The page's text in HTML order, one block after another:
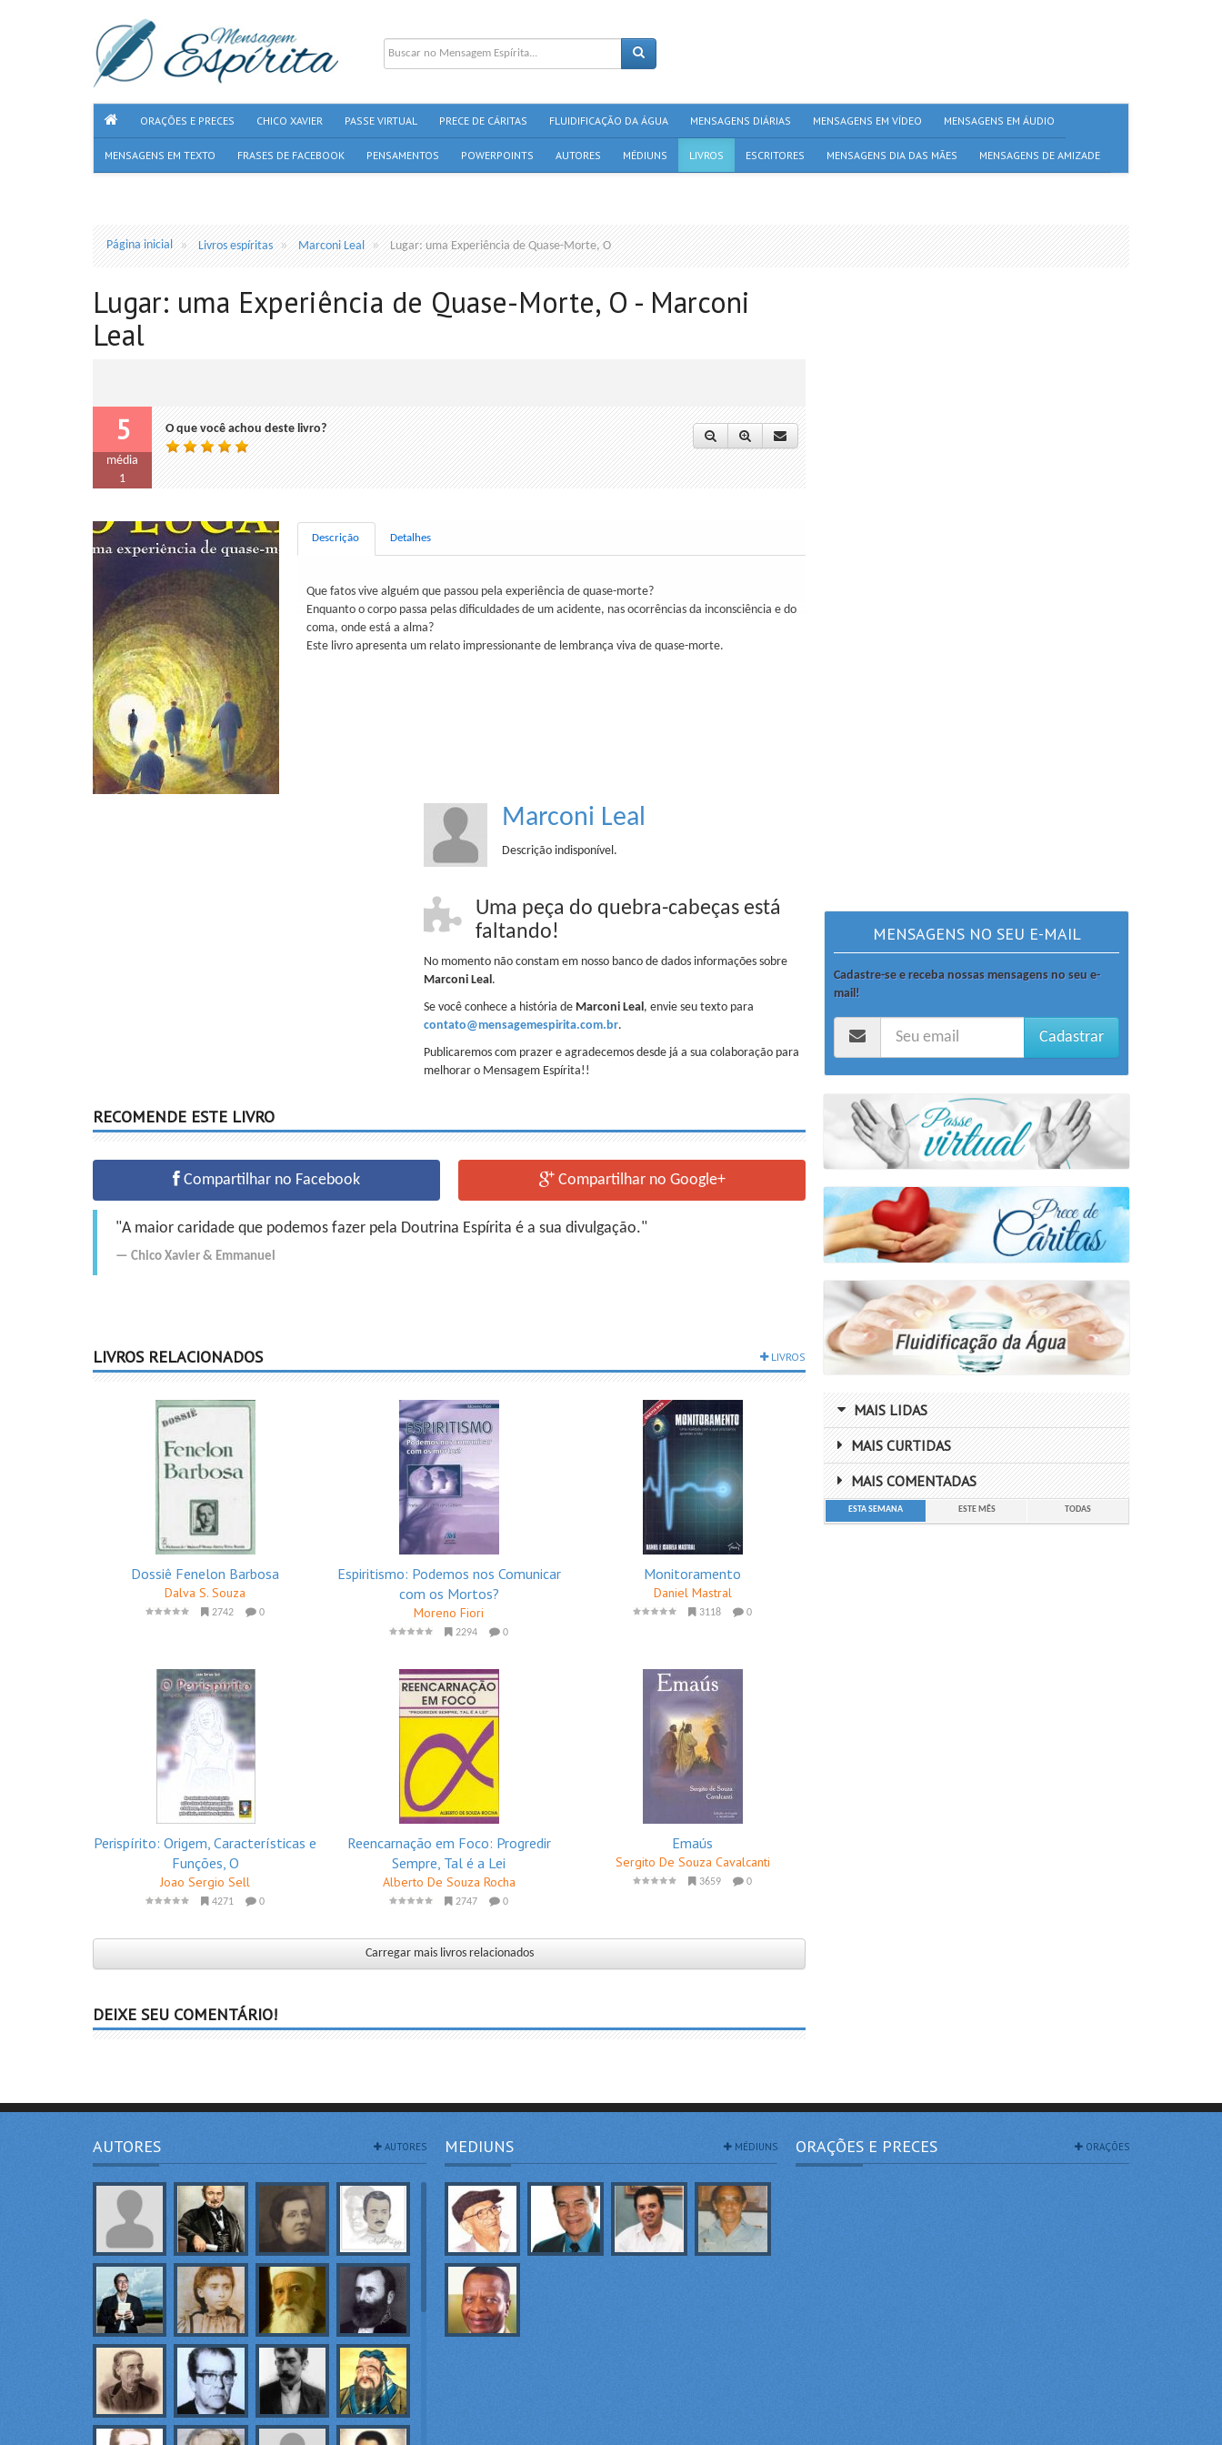
ORAÇÕES E PRECES CHICO XAVIER PASSE VIRTUAL PRECE DE CÁRITAS FLUIDIFICAÇÃO DA ÁGUA MENSAGENS DIÁRIAS MENSAGENS EM VÍDEO MENSAGENS EM ÁUDIO
MENSAGENS EM TEXTO FRASES DE FACEBOOK PENSAMENTOS POWERPOINTS AUTORES MÉDIUNS LIVROS ESCRITORES MENSAGENS DIA DAS MÃES MENSAGENS DE AMIZADE
Página inicial Livros espíritas Marconi Leal Lugar: uma Experiência de Quase-Morte, O
Lugar: uma Experiência de Quase-Morte, O - Marconi
Leal
5
média
1
O que você achou deste livro?
Descrição Detalhes
Que fatos vive alguém que passou pela experiência de quase-morte?
Enquanto o corpo passa pelas dificuldades de um acidente, nas ocorrências da inconsciência e do
coma, onde está a alma?
Este livro apresenta um relato impressionante de lembrança viva de quase-morte.
Marconi Leal
Descrição indisponível.
Uma peça do quebra-cabeças está
faltando!
No momento não constam em nosso banco de dados informações sobre
Marconi Leal .
Se você conhece a história de Marconi Leal , envie seu texto para
contato@mensagemespirita.com.br.
Publicaremos com prazer e agradecemos desde já a sua colaboração para
melhorar o Mensagem Espírita!!
RECOMENDE ESTE LIVRO
Compartilhar no Facebook Compartilhar no Google+
"A maior caridade que podemos fazer pela Doutrina Espírita é a sua divulgação."
Chico Xavier & Emmanuel
LIVROS RELACIONADOS LIVROS
Dossiê Fenelon Barbosa
Dalva S. Souza
2742 0
Espiritismo: Podemos nos Comunicar
com os Mortos?
Moreno Fiori
2294 0
Monitoramento
Daniel Mastral
3118 0
Perispírito: Origem, Características e
Funções, O
Joao Sergio Sell
4271 0
Reencarnação em Foco: Progredir
Sempre, Tal é a Lei
Alberto De Souza Rocha
2747 0
Emaús
Sergito De Souza Cavalcanti
3659 0
Carregar mais livros relacionados
DEIXE SEU COMENTÁRIO!
MENSAGENS NO SEU E-MAIL
Cadastre-se e receba nossas mensagens no seu e-
mail!
Cadastrar
MAIS LIDAS
MAIS CURTIDAS
MAIS COMENTADAS
ESTA SEMANA ESTE MÊS TODAS
AUTORES AUTORES MEDIUNS MÉDIUNS ORAÇÕES E PRECES ORAÇÕES